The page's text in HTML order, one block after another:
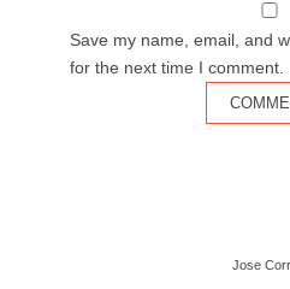
Save my name, email, and
for the next time I comment.
Jose